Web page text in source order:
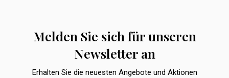
Melden Sie sich für unseren
Newsletter an
Erhalten Sie die neuesten Angebote und Aktionen